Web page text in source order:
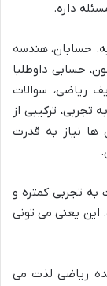
داره.
حسابان، هندسه
حسابی داوطلبا
ریاضی، سوالات
ترکیبی از
نیاز به قدرت
به تجربی کمتره و
این یعنی می تونی
ریاضی لذت می